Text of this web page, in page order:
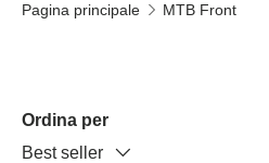
Pagina principale MTB Front
Ordina per
Best seller